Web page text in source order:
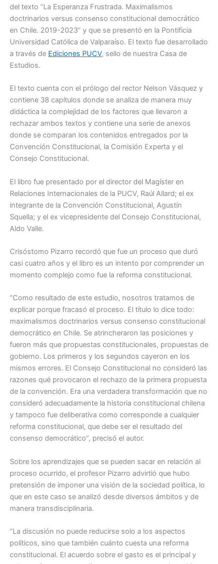
del texto “La Esperanza Frustrada. Maximalismos
doctrinarios versus consenso constitucional democrático
en Chile. 2019-2023” y que se presentó en la Pontificia
Universidad Católica de Valparaíso. El texto fue desarrollado
a través de Ediciones PUCV, sello de nuestra Casa de
Estudios.
El texto cuenta con el prólogo del rector Nelson Vásquez y
contiene 38 capítulos donde se analiza de manera muy
didáctica la complejidad de los factores que llevaron a
rechazar ambos textos y contiene una serie de anexos
donde se comparan los contenidos entregados por la
Convención Constitucional, la Comisión Experta y el
Consejo Constitucional.
El libro fue presentado por el director del Magíster en
Relaciones Internacionales de la PUCV, Raúl Allard; el ex
integrante de la Convención Constitucional, Agustín
Squella; y el ex vicepresidente del Consejo Constitucional,
Aldo Valle.
Crisóstomo Pizarro recordó que fue un proceso que duró
casi cuatro años y el libro es un intento por comprender un
momento complejo como fue la reforma constitucional.
“Como resultado de este estudio, nosotros tratamos de
explicar porque fracasó el proceso. El título lo dice todo:
maximalismos doctrinarios versus consenso constitucional
democrático en Chile. Se atrincheraron las posiciones y
fueron más que propuestas constitucionales, propuestas de
gobierno. Los primeros y los segundos cayeron en los
mismos errores. El Consejo Constitucional no consideró las
razones qué provocaron el rechazo de la primera propuesta
de la convención. Era una verdadera transformación que no
consideró adecuadamente la historia constitucional chilena
y tampoco fue deliberativa como corresponde a cualquier
reforma constitucional, que debe ser el resultado del
consenso democrático”, precisó el autor.
Sobre los aprendizajes que se pueden sacar en relación al
proceso ocurrido, el profesor Pizarro advirtió que hubo
pretensión de imponer una visión de la sociedad política, lo
que en este caso se analizó desde diversos ámbitos y de
manera transdisciplinaria.
“La discusión no puede reducirse solo a los aspectos
políticos, sino que también cuánto cuesta una reforma
constitucional. El acuerdo sobre el gasto es el principal y